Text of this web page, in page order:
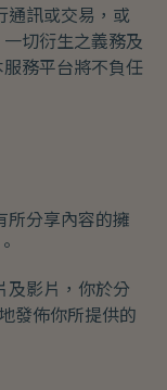
訊或交易，或
切衍生之義務及
務平台將不負任
分享內容的擁
影片，你於分
發佈你所提供的